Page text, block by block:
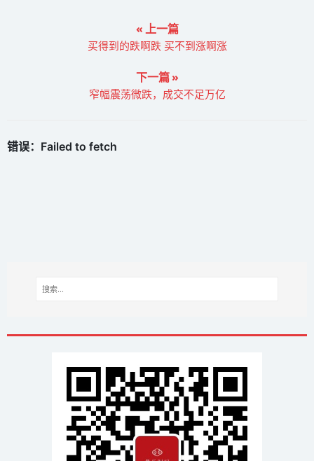
« 上一篇
买得到的跌啊跌 买不到涨啊涨
下一篇 »
窄幅震荡微跌，成交不足万亿